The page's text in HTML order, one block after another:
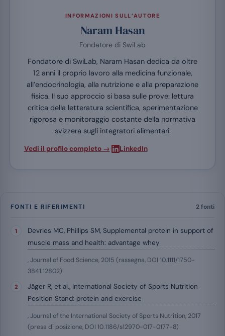
INFORMAZIONI SULL’AUTORE
Naram Hasan
Fondatore di SwiLab
Fondatore di SwiLab, Naram Hasan dedica da oltre
12 anni il proprio lavoro alla medicina funzionale,
all’endocrinologia, alla nutrizione e alla preparazione
fisica. Il suo approccio si basa sulle prove: lettura
critica della letteratura scientifica, sperimentazione
rigorosa e monitoraggio costante della normativa
svizzera sugli integratori alimentari.
Vedi il profilo completo → LinkedIn
FONTI E RIFERIMENTI 2 fonti
Devries MC, Phillips SM, Supplemental protein in support of
muscle mass and health: advantage whey
, Journal of Food Science, 2015 (rassegna, DOI 10.1111/1750-
3841.12802)
Jäger R, et al., International Society of Sports Nutrition
Position Stand: protein and exercise
, Journal of the International Society of Sports Nutrition, 2017
(presa di posizione, DOI 10.1186/s12970-017-0177-8)